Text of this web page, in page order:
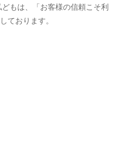
もは、「お客様の信頼こそ利
ております。